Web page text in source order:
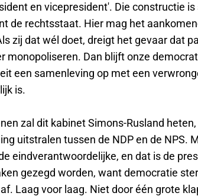
en vicepresident'. Die constructie
de rechtsstaat. Hier mag het
zij dat wél doet, dreigt het gevaar dat
monopoliseren. Dan blijft onze
een samenleving op met een
is.
zal dit kabinet Simons-Rusland
uitstralen tussen de NDP en de NPS.
eindverantwoordelijke, en dat is de
gezegd worden, want democratie
Laag voor laag. Niet door één grote